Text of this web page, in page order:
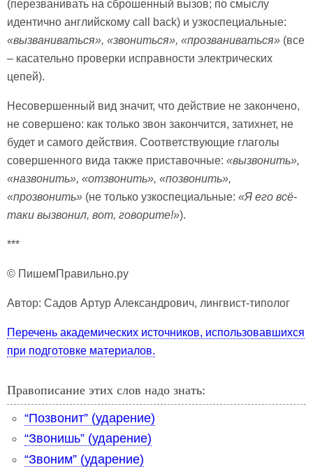
(перезванивать на сброшенный вызов; по смыслу
идентично английскому call back) и узкоспециальные:
«вызваниваться», «звониться», «прозваниваться» (все
– касательно проверки исправности электрических
цепей).
Несовершенный вид значит, что действие не закончено,
не совершено: как только звон закончится, затихнет, не
будет и самого действия. Соответствующие глаголы
совершенного вида также приставочные: «вызвонить»,
«назвонить», «отзвонить», «позвонить»,
«прозвонить» (не только узкоспециальные: «Я его всё-
таки вызвонил, вот, говорите!»).
***
© ПишемПравильно.ру
Автор: Садов Артур Александрович, лингвист-типолог
Перечень академических источников, использовавшихся
при подготовке материалов.
Правописание этих слов надо знать:
“Позвонит” (ударение)
“Звонишь” (ударение)
“Звоним” (ударение)